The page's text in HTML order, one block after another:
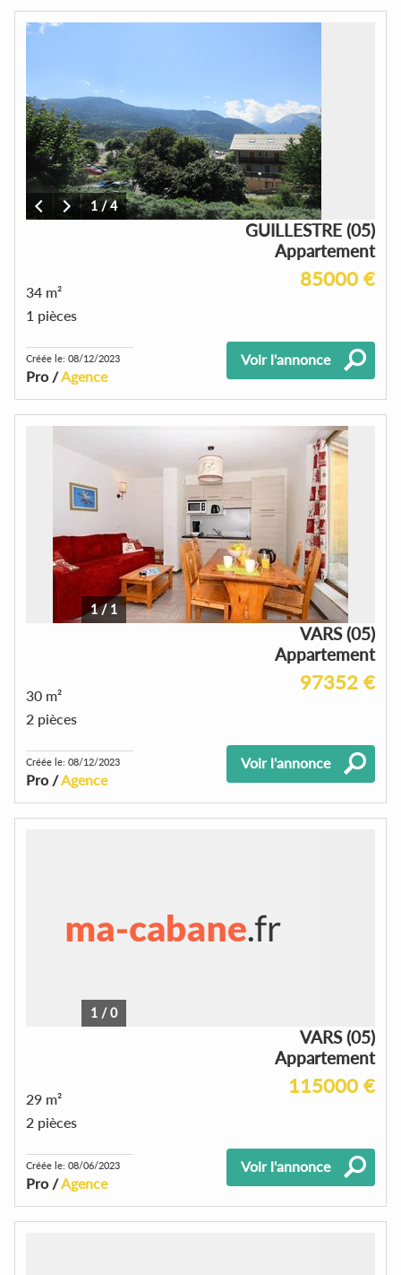
1/4
GUILLESTRE (05)
Appartement
85000 €
34 m²
1 pièces
Créée le: 08/12/2023
Pro /Agence
Voir l'annonce
1/ 1
VARS (05)
Appartement
97352 €
30 m²
2 pièces
Créée le: 08/12/2023
Pro /Agence
Voir l'annonce
1 /0
VARS (05)
Appartement
115000 €
29 m²
2 pièces
Créée le: 08/06/2023
Pro /Agence
Voir l'annonce